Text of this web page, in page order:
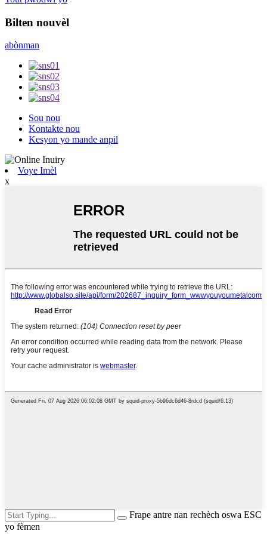
Bilten nouvèl
abònman
Sou nou
Kontakte nou
Kesyon yo mande anpil
Voye Imèl
x
Frape antre nan rechèch oswa ESC
yo fèmen